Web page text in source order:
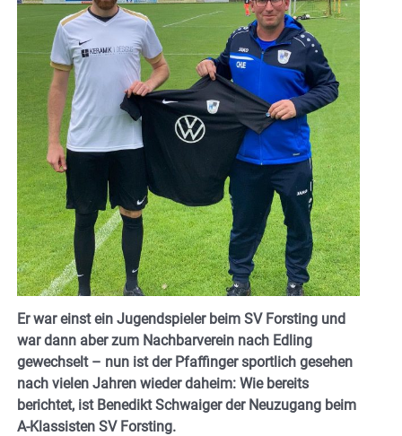
Er war einst ein Jugendspieler beim SV Forsting und
war dann aber zum Nachbarverein nach Edling
gewechselt – nun ist der Pfaffinger sportlich gesehen
nach vielen Jahren wieder daheim: Wie bereits
berichtet, ist Benedikt Schwaiger der Neuzugang beim
A-Klassisten SV Forsting.